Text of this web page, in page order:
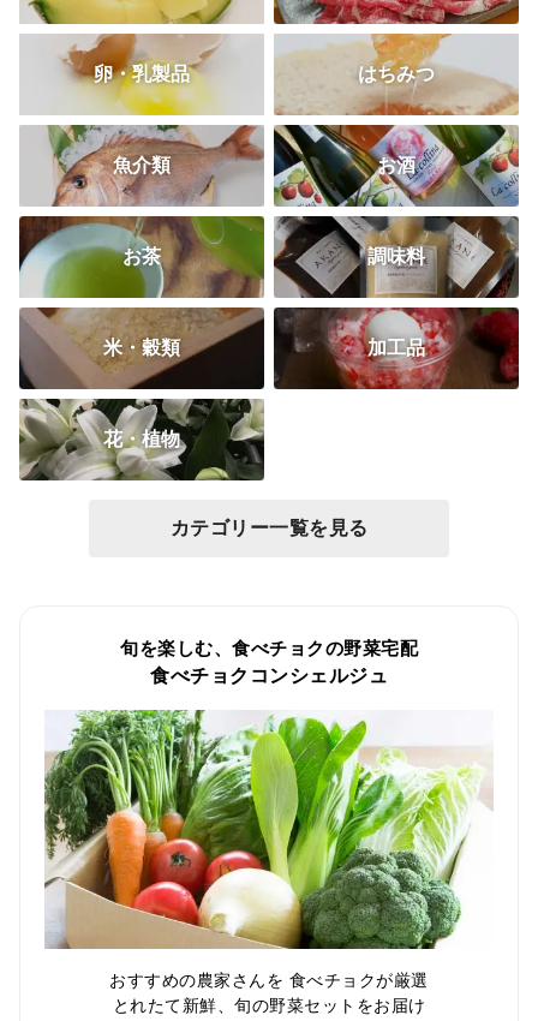
卵・乳製品 はちみつ
魚介類 お酒
お茶 調味料
米・穀類 加工品
花・植物
カテゴリー一覧を見る
旬を楽しむ、食べチョクの野菜宅配
食べチョクコンシェルジュ
おすすめの農家さんを 食べチョクが厳選
とれたて新鮮、旬の野菜セットをお届け